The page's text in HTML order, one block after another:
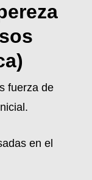
fuerza de
en el